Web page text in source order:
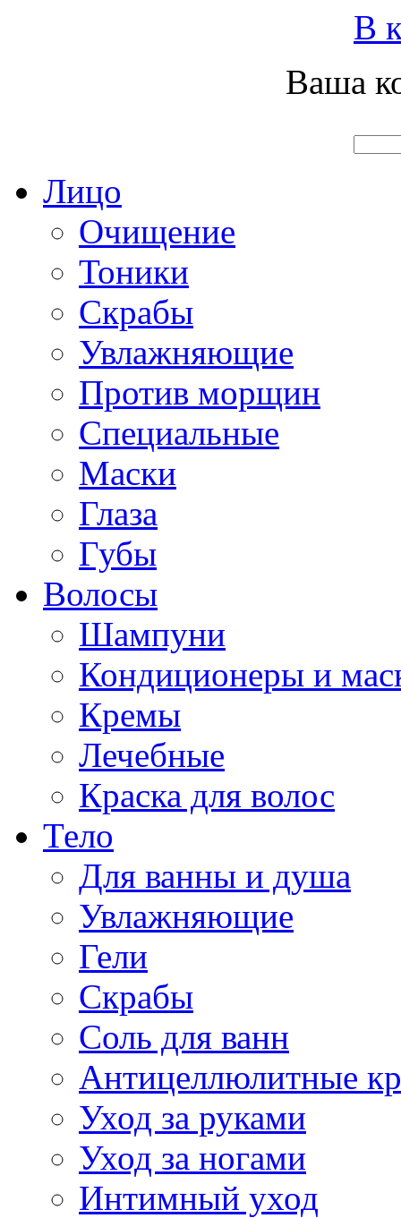
В
Ваша
Лицо
Очищение
Тоники
Скрабы
Увлажняющие
Против морщин
Специальные
Маски
Глаза
Губы
Волосы
Шампуни
Кондиционеры и
Кремы
Лечебные
Краска для волос
Тело
Для ванны и душа
Увлажняющие
Гели
Скрабы
Соль для ванн
Антицеллюлитные
Уход за руками
Уход за ногами
Интимный уход